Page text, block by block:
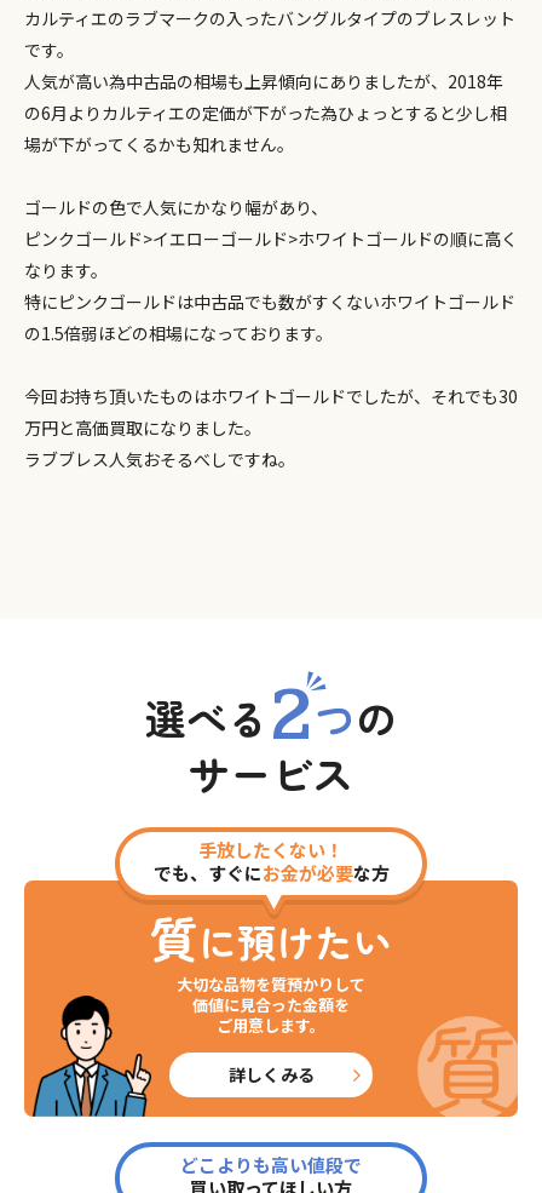
カルティエのラブマークの入ったバングルタイプのブレスレット
です。
人気が高い為中古品の相場も上昇傾向にありましたが、2018年
の6月よりカルティエの定価が下がった為ひょっとすると少し相
場が下がってくるかも知れません。
ゴールドの色で人気にかなり幅があり、
ピンクゴールド>イエローゴールド>ホワイトゴールドの順に高く
なります。
特にピンクゴールドは中古品でも数がすくないホワイトゴールド
の1.5倍弱ほどの相場になっております。
今回お持ち頂いたものはホワイトゴールドでしたが、それでも30
万円と高価買取になりました。
ラブブレス人気おそるべしですね。
選べる 2つの
サービス
手放したくない！
でも、すぐにお金が必要な方
質に預けたい
大切な品物を質預かりして
価値に見合った金額を
ご用意します。
詳しくみる
どこよりも高い値段で
買い取ってほしい方